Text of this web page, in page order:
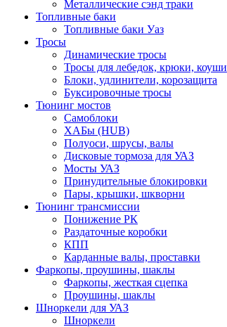
Металлические сэнд траки
Топливные баки
Топливные баки Уаз
Тросы
Динамические тросы
Тросы для лебедок, крюки, коуши
Блоки, удлинители, корозащита
Буксировочные тросы
Тюнинг мостов
Самоблоки
ХАБы (HUB)
Полуоси, шрусы, валы
Дисковые тормоза для УАЗ
Мосты УАЗ
Принудительные блокировки
Пары, крышки, шкворни
Тюнинг трансмиссии
Понижение РК
Раздаточные коробки
КПП
Карданные валы, проставки
Фаркопы, проушины, шаклы
Фаркопы, жесткая сцепка
Проушины, шаклы
Шноркели для УАЗ
Шноркели